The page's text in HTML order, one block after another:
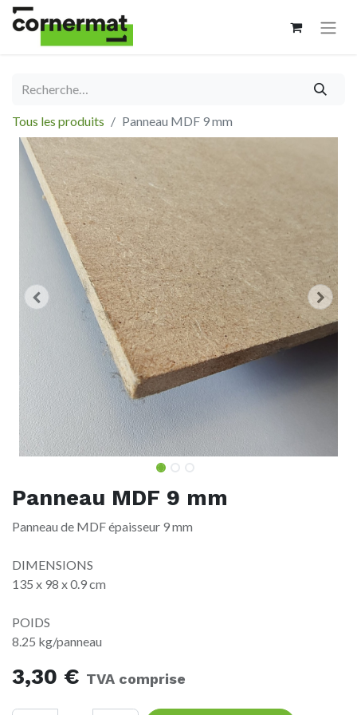
Tous les produits Panneau MDF 9 mm
Panneau MDF 9 mm
Panneau de MDF épaisseur 9 mm
DIMENSIONS
135 x 98 x 0.9 cm
POIDS
8.25 kg/panneau
3,30 € TVA comprise